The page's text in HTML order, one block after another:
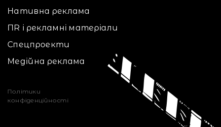
Нативна реклама
ПR і рекламні матеріали
Спецпроекти
Медійна реклама
Політики
конфіденційності